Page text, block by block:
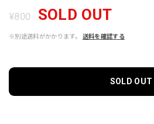
¥800 SOLD OUT
※別途送料がかかります。 送料を確認する
SOLD OUT